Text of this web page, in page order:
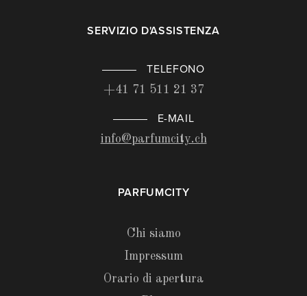
SERVIZIO D'ASSISTENZA
TELEFONO
+41 71 511 21 37
E-MAIL
info@parfumcity.ch
PARFUMCITY
Chi siamo
Impressum
Orario di apertura